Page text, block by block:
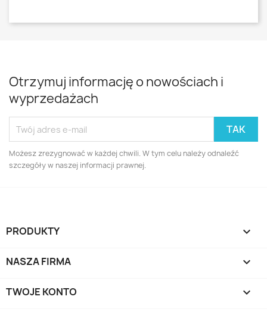
Otrzymuj informację o nowościach i
wyprzedażach
Możesz zrezygnować w każdej chwili. W tym celu należy odnaleźć
szczegóły w naszej informacji prawnej.
PRODUKTY 
NASZA FIRMA 
TWOJE KONTO 